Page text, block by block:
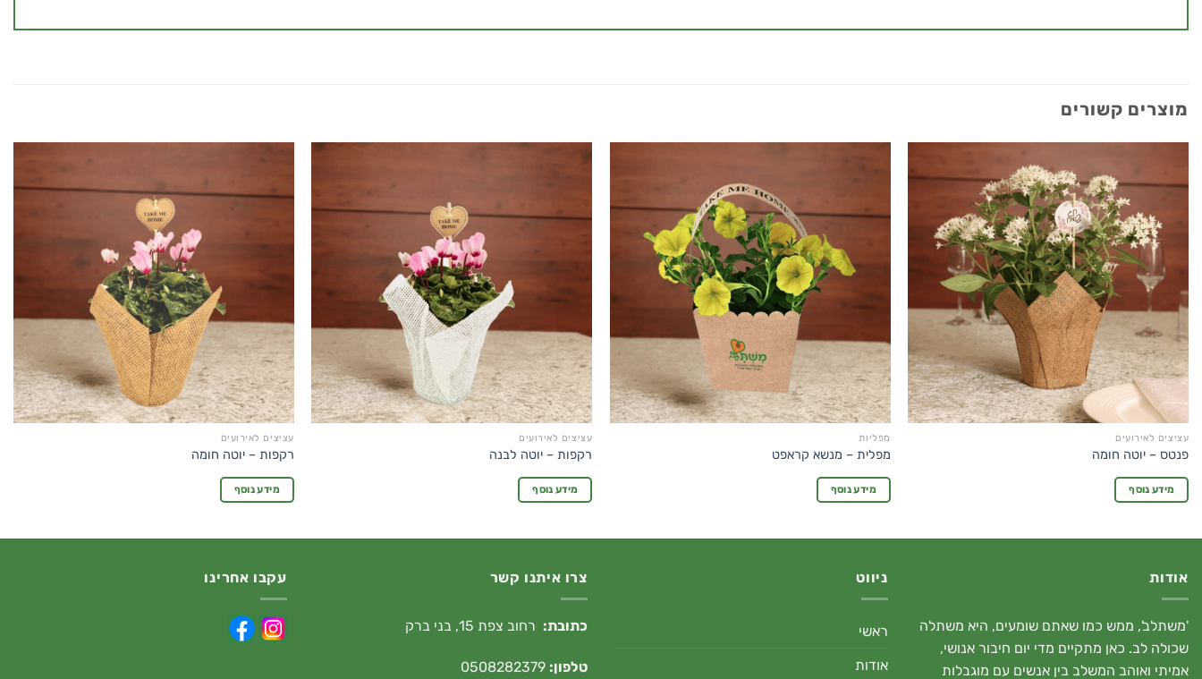
מוצרים קשורים
עציצים לאירועים
פנטס – יוטה חומה
מידע נוסף
מפליות
מפלית – מנשא קראפט
מידע נוסף
עציצים לאירועים
רקפות – יוטה לבנה
מידע נוסף
עציצים לאירועים
רקפות – יוטה חומה
מידע נוסף
אודות
'משתלב', ממש כמו שאתם שומעים, היא משתלה
שכולה לב. כאן מתקיים מדי יום חיבור אנושי,
אמיתי ואוהב המשלב בין אנשים עם מוגבלות
ניווט
ראשי
אודות
צרו איתנו קשר
כתובת: רחוב צפת 15, בני ברק
טלפון:
עקבו אחרינו